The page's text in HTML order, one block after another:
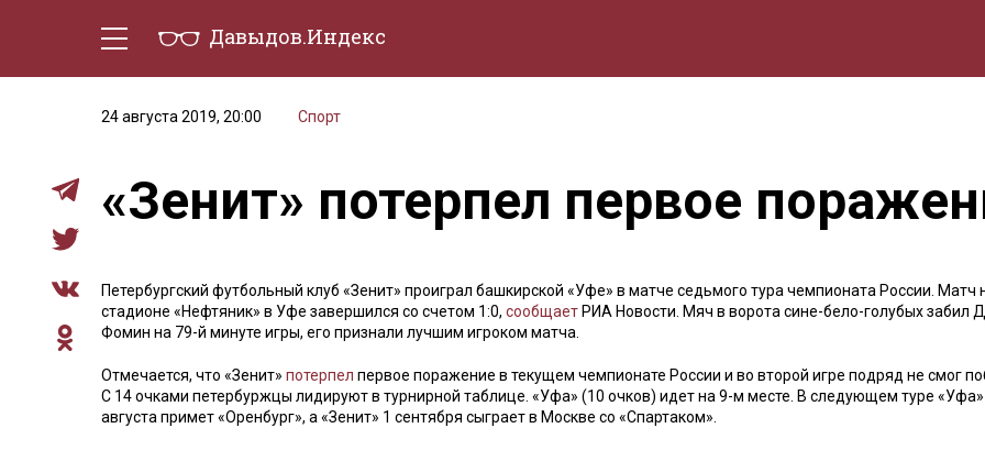
Давыдов.Индекс
24 августа 2019, 20:00
Спорт
«Зенит» потерпел первое
Петербургский футбольный клуб «Зенит» проиграл башкирской «Уфе» в матче седьмого тура чемпионата России. Матч
стадионе «Нефтяник» в Уфе завершился со счетом 1:0, сообщает РИА Новости. Мяч в ворота сине-бело-голубых забил
Фомин на 79-й минуте игры, его признали лучшим игроком матча.
Отмечается, что «Зенит» потерпел первое поражение в текущем чемпионате России и во второй игре подряд не смог
С 14 очками петербуржцы лидируют в турнирной таблице. «Уфа» (10 очков) идет на 9-м месте. В следующем туре «Уфа»
августа примет «Оренбург», а «Зенит» 1 сентября сыграет в Москве со «Спартаком».